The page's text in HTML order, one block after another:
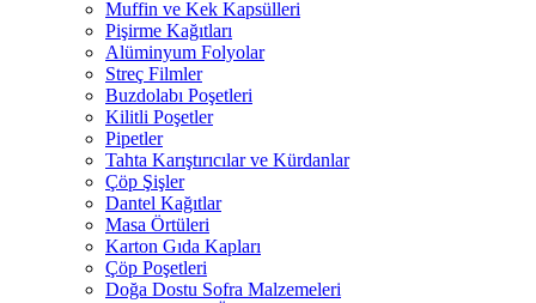
Muffin ve Kek Kapsülleri
Pişirme Kağıtları
Alüminyum Folyolar
Streç Filmler
Buzdolabı Poşetleri
Kilitli Poşetler
Pipetler
Tahta Karıştırıcılar ve Kürdanlar
Çöp Şişler
Dantel Kağıtlar
Masa Örtüleri
Karton Gıda Kapları
Çöp Poşetleri
Doğa Dostu Sofra Malzemeleri